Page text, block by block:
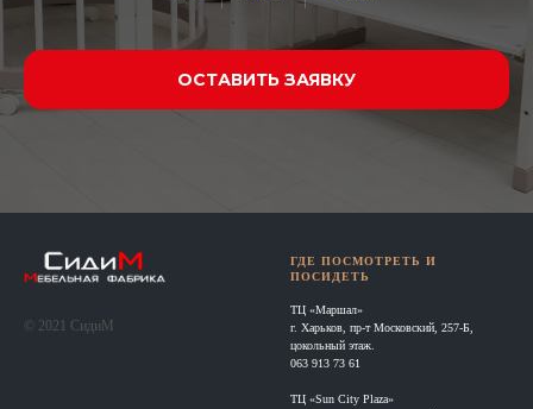
ОСТАВИТЬ ЗАЯВКУ
© 2021 СидиМ
ГДЕ ПОСМОТРЕТЬ И
ПОСИДЕТЬ
ТЦ «Маршал»
г. Харьков, пр-т Московский, 257-Б,
цокольный этаж.
063 913 73 61
ТЦ «Sun City Plaza»